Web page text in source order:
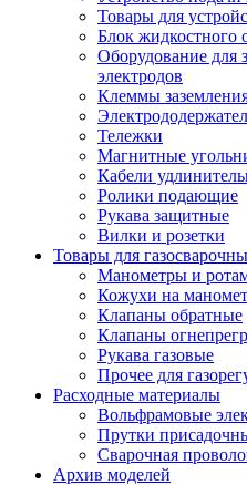
Товары для
Блок жидкостного
Оборудование для
электродов
Клеммы
Тележки
Магнитные
Кабели
Ролики подающие
Рукава защитные
Вилки и розетки
Товары для
Манометры и
Кожухи на
Клапаны обратные
Клапаны
Рукава газовые
Прочее для
Расходные материалы
Вольфрамовые
Прутки
Сварочная
Архив моделей